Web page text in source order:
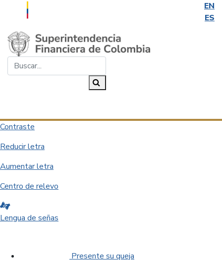
EN
ES
Saltar al contenido principal
Contraste
Reducir letra
Aumentar letra
Centro de relevo
Lengua de señas
Presente su queja